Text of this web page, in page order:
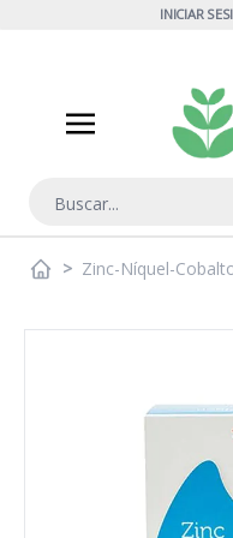
INICIAR
> Zinc-Níquel-